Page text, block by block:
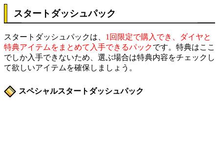
スタートダッシュパック
スタートダッシュパックは、 1回限定で購入でき、ダイヤと
特典アイテムをまとめて入手できるパックです。特典はここ
でしか入手できないため、選ぶ場合は特典内容をチェックし
て欲しいアイテムを確保しましょう。
スペシャルスタートダッシュパック